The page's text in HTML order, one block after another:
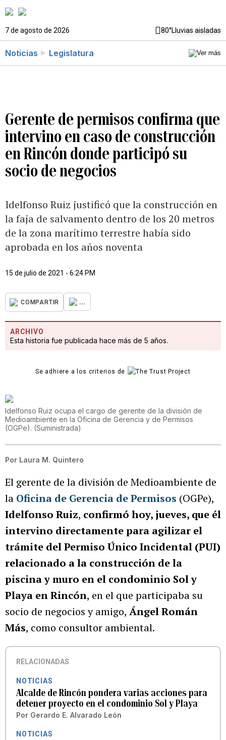
7 de agosto de 2026 80°Lluvias aisladas
Noticias Legislatura
Gerente de permisos confirma que
intervino en caso de construcción
en Rincón donde participó su
socio de negocios
Idelfonso Ruiz justificó que la construcción en
la faja de salvamento dentro de los 20 metros
de la zona marítimo terrestre había sido
aprobada en los años noventa
15 de julio de 2021 - 6:24 PM
COMPARTIR ...
ARCHIVO
Esta historia fue publicada hace más de 5 años.
Se adhiere a los criterios de
Idelfonso Ruiz ocupa el cargo de gerente de la división de
Medioambiente en la Oficina de Gerencia y de Permisos
(OGPe). (Suministrada)
Por Laura M. Quintero
El gerente de la división de Medioambiente de
la Oficina de Gerencia de Permisos (OGPe),
Idelfonso Ruiz, confirmó hoy, jueves, que él
intervino directamente para agilizar el
trámite del Permiso Único Incidental (PUI)
relacionado a la construcción de la
piscina y muro en el condominio Sol y
Playa en Rincón, en el que participaba su
socio de negocios y amigo, Ángel Román
Más, como consultor ambiental.
RELACIONADAS
NOTICIAS
Alcalde de Rincón pondera varias acciones para
detener proyecto en el condominio Sol y Playa
Por Gerardo E. Alvarado León
NOTICIAS